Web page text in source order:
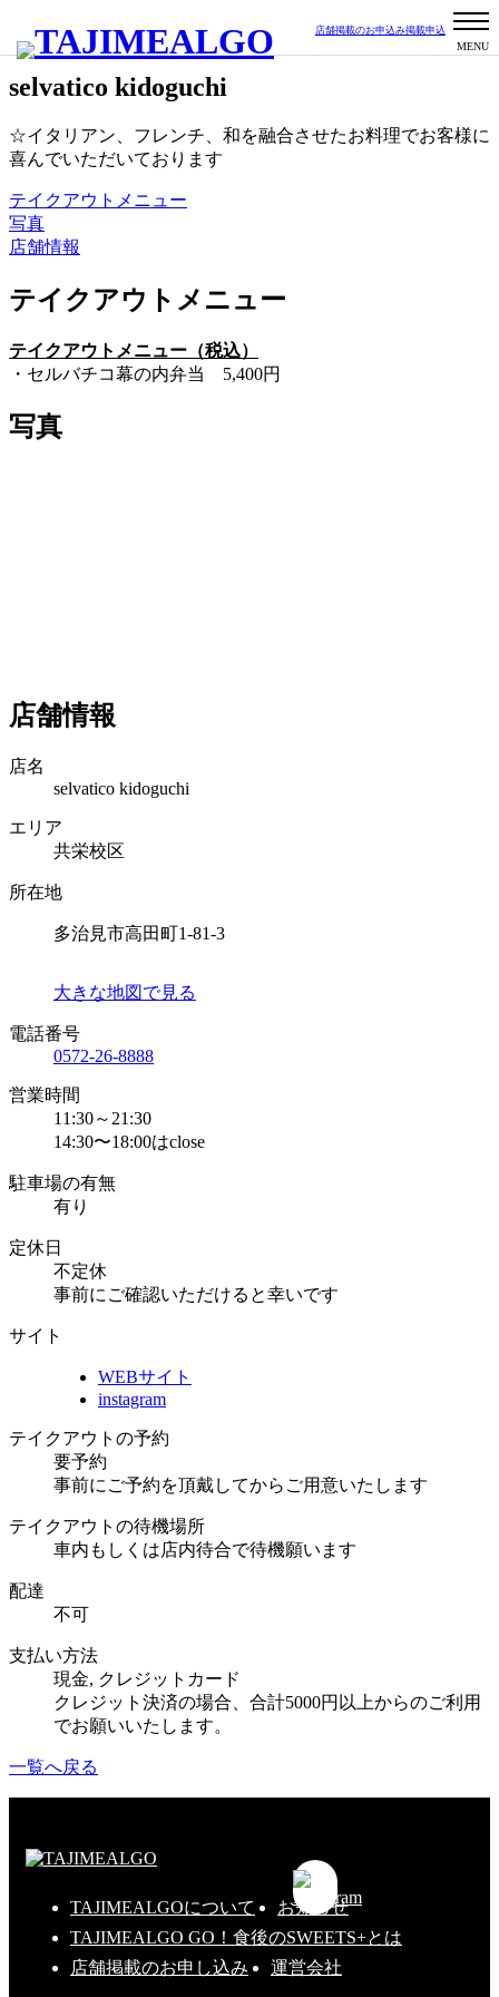
店舗掲載のお申込み掲載申込
洋食 フレンチ 和食 イタリアン 共栄校区 要予約
selvatico kidoguchi
☆イタリアン、フレンチ、和を融合させたお料理でお客様に
喜んでいただいております
テイクアウトメニュー
写真
店舗情報
テイクアウトメニュー
テイクアウトメニュー（税込）
・セルバチコ幕の内弁当 5,400円
写真
店舗情報
店名
selvatico kidoguchi
エリア
共栄校区
所在地
多治見市高田町1-81-3
大きな地図で見る
電話番号
0572-26-8888
営業時間
11:30～21:30
14:30〜18:00はclose
駐車場の有無
有り
定休日
不定休
事前にご確認いただけると幸いです
サイト
WEBサイト
instagram
テイクアウトの予約
要予約
事前にご予約を頂戴してからご用意いたします
テイクアウトの待機場所
車内もしくは店内待合で待機願います
配達
不可
支払い方法
現金, クレジットカード
クレジット決済の場合、合計5000円以上からのご利用
でお願いいたします。
一覧へ戻る
TAJIMEALGOについて
お知らせ
TAJIMEALGO GO！食後のSWEETS+とは
店舗掲載のお申し込み
運営会社